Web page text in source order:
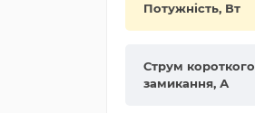
Потужність, Вт
Струм короткого
замикання, А